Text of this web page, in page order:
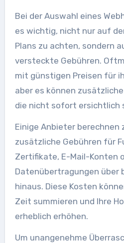
Bei der Auswahl eines
es wichtig, nicht nur auf
Plans zu achten, sondern
versteckte Gebühren.
mit günstigen Preisen für
aber es können
die nicht sofort ersichtlich
Einige Anbieter berechnen
zusätzliche Gebühren für
Zertifikate, E-Mail-Konten
Datenübertragungen über
hinaus. Diese Kosten
Zeit summieren und Ihre
erheblich erhöhen.
Um unangenehme